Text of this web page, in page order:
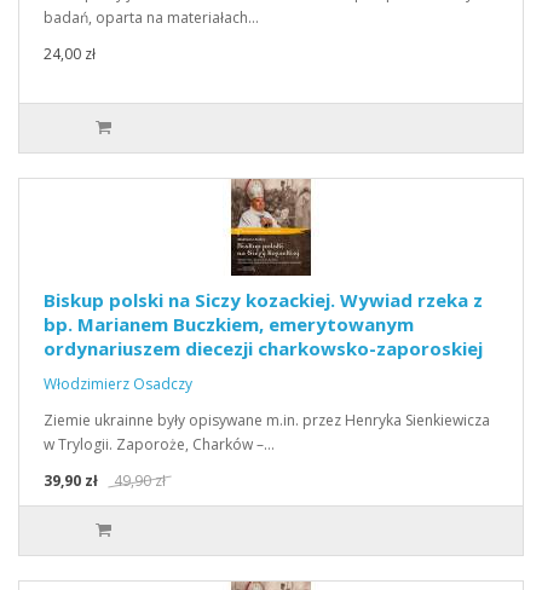
badań, oparta na materiałach…
24,00 zł
Biskup polski na Siczy kozackiej. Wywiad rzeka z
bp. Marianem Buczkiem, emerytowanym
ordynariuszem diecezji charkowsko-zaporoskiej
Włodzimierz Osadczy
Ziemie ukrainne były opisywane m.in. przez Henryka Sienkiewicza
w Trylogii. Zaporoże, Charków –…
39,90 zł
49,90 zł